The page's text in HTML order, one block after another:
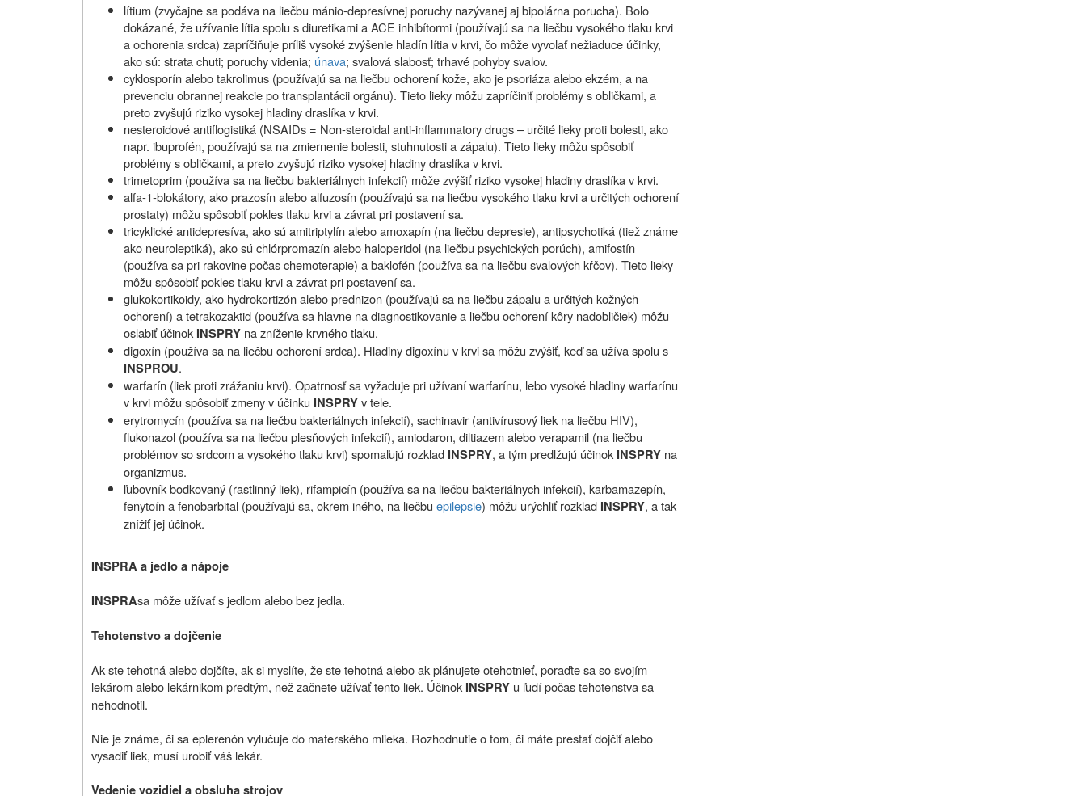
lítium (zvyčajne sa podáva na liečbu mánio‑depresívnej poruchy nazývanej aj bipolárna porucha). Bolo
dokázané, že užívanie lítia spolu s diuretikami a ACE inhibítormi (používajú sa na liečbu vysokého tlaku krvi
a ochorenia srdca) zapríčiňuje príliš vysoké zvýšenie hladín lítia v krvi, čo môže vyvolať nežiaduce účinky,
ako sú: strata chuti; poruchy videnia; únava; svalová slabosť; trhavé pohyby svalov.
cyklosporín alebo takrolimus (používajú sa na liečbu ochorení kože, ako je psoriáza alebo ekzém, a na
prevenciu obrannej reakcie po transplantácii orgánu). Tieto lieky môžu zapríčiniť problémy s obličkami, a
preto zvyšujú riziko vysokej hladiny draslíka v krvi.
nesteroidové antiflogistiká (NSAIDs = Non‑steroidal anti‑inflammatory drugs – určité lieky proti bolesti, ako
napr. ibuprofén, používajú sa na zmiernenie bolesti, stuhnutosti a zápalu). Tieto lieky môžu spôsobiť
problémy s obličkami, a preto zvyšujú riziko vysokej hladiny draslíka v krvi.
trimetoprim (používa sa na liečbu bakteriálnych infekcií) môže zvýšiť riziko vysokej hladiny draslíka v krvi.
alfa‑1‑blokátory, ako prazosín alebo alfuzosín (používajú sa na liečbu vysokého tlaku krvi a určitých ochorení
prostaty) môžu spôsobiť pokles tlaku krvi a závrat pri postavení sa.
tricyklické antidepresíva, ako sú amitriptylín alebo amoxapín (na liečbu depresie), antipsychotiká (tiež známe
ako neuroleptiká), ako sú chlórpromazín alebo haloperidol (na liečbu psychických porúch), amifostín
(používa sa pri rakovine počas chemoterapie) a baklofén (používa sa na liečbu svalových kŕčov). Tieto lieky
môžu spôsobiť pokles tlaku krvi a závrat pri postavení sa.
glukokortikoidy, ako hydrokortizón alebo prednizon (používajú sa na liečbu zápalu a určitých kožných
ochorení) a tetrakozaktid (používa sa hlavne na diagnostikovanie a liečbu ochorení kôry nadobličiek) môžu
oslabiť účinok INSPRY na zníženie krvného tlaku.
digoxín (používa sa na liečbu ochorení srdca). Hladiny digoxínu v krvi sa môžu zvýšiť, keď sa užíva spolu s
INSPROU.
warfarín (liek proti zrážaniu krvi). Opatrnosť sa vyžaduje pri užívaní warfarínu, lebo vysoké hladiny warfarínu
v krvi môžu spôsobiť zmeny v účinku INSPRYv tele.
erytromycín (používa sa na liečbu bakteriálnych infekcií), sachinavir (antivírusový liek na liečbu HIV),
flukonazol (používa sa na liečbu plesňových infekcií), amiodaron, diltiazem alebo verapamil (na liečbu
problémov so srdcom a vysokého tlaku krvi) spomaľujú rozklad INSPRY, a tým predlžujú účinok INSPRY na
organizmus.
ľubovník bodkovaný (rastlinný liek), rifampicín (používa sa na liečbu bakteriálnych infekcií), karbamazepín,
fenytoín a fenobarbital (používajú sa, okrem iného, na liečbu epilepsie) môžu urýchliť rozklad INSPRY, a tak
znížiť jej účinok.
INSPRA a jedlo a nápoje
INSPRAsa môže užívať s jedlom alebo bez jedla.
Tehotenstvo a dojčenie
Ak ste tehotná alebo dojčíte, ak si myslíte, že ste tehotná alebo ak plánujete otehotnieť, poraďte sa so svojím
lekárom alebo lekárnikom predtým, než začnete užívať tento liek. Účinok INSPRY u ľudí počas tehotenstva sa
nehodnotil.
Nie je známe, či sa eplerenón vylučuje do materského mlieka. Rozhodnutie o tom, či máte prestať dojčiť alebo
vysadiť liek, musí urobiť váš lekár.
Vedenie vozidiel a obsluha strojov